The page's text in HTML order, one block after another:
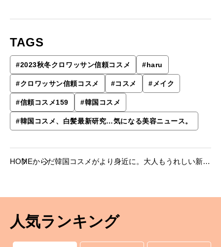
TAGS
#2023秋冬クロワッサン信頼コスメ #haru
#クロワッサン信頼コスメ #コスメ #メイク
#信頼コスメ159 #韓国コスメ
#韓国コスメ、白髪最新研究…気になる美容ニュース。
HOMEからだ韓国コスメがより身近に。大人もうれしい新作
人気ランキング